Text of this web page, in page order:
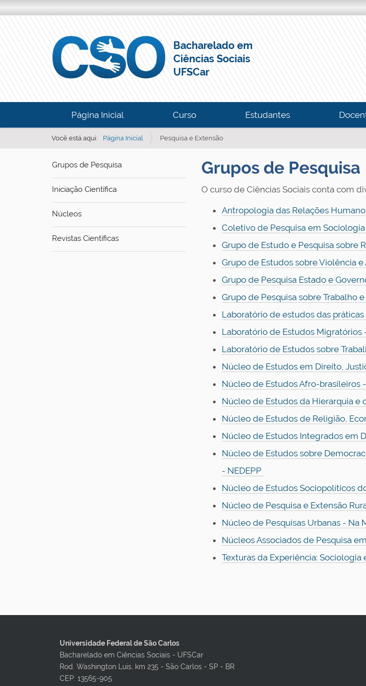
Bacharelado em
Ciências Sociais
UFSCar
Página Inicial Curso Estudantes
Você está aqui: Página Inicial Pesquisa e Extensão
Grupos de Pesquisa
Iniciação Científica
Núcleos
Revistas Científicas
Grupos de Pesquisa
O curso de Ciências Sociais conta com
Antropologia das Relações
Coletivo de Pesquisa em Sociologia
Grupo de Estudo e Pesquisa sobre
Grupo de Estudos sobre Violência
Grupo de Pesquisa Estado e
Grupo de Pesquisa sobre Trabalho
Laboratório de estudos das
Laboratório de Estudos Migratórios
Laboratório de Estudos sobre
Núcleo de Estudos em Direito,
Núcleo de Estudos Afro-brasileiros
Núcleo de Estudos da Hierarquia e
Núcleo de Estudos de Religião,
Núcleo de Estudos Integrados em
Núcleo de Estudos sobre
- NEDEPP
Núcleo de Estudos Sociopolíticos
Núcleo de Pesquisa e Extensão
Núcleo de Pesquisas Urbanas - Na
Núcleos Associados de Pesquisa
Texturas da Experiência:
Universidade Federal de São Carlos
Bacharelado em Ciências Sociais - UFSCar
Rod. Washington Luis, km 235 - São Carlos - SP - BR
CEP: 13565-905